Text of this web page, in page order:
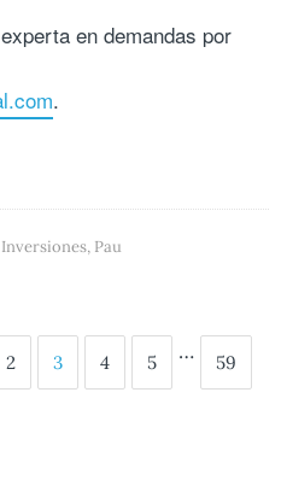
en demandas por
.
Inversiones, Pau
2 3 4 5 … 59